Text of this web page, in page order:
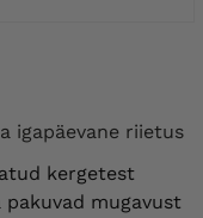
igapäevane riietus
kergetest
mugavust